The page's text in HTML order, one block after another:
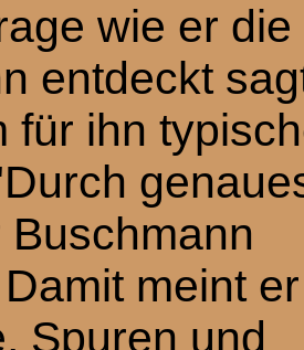
wie er die
entdeckt
für ihn
meint
Spuren und